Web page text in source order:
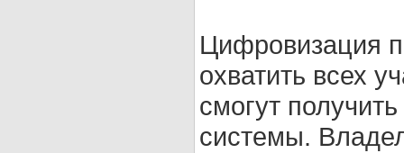
Цифровизация
охватить всех
смогут
системы.